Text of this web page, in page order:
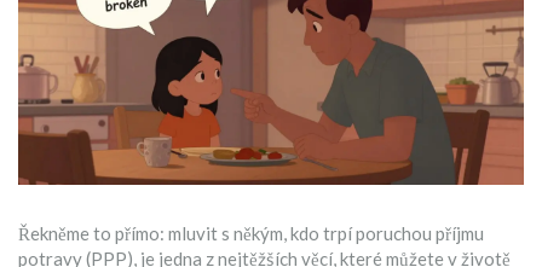
Řekněme to přímo: mluvit s někým, kdo trpí poruchou příjmu
potravy (PPP), je jedna z nejtěžších věcí, které můžete v životě